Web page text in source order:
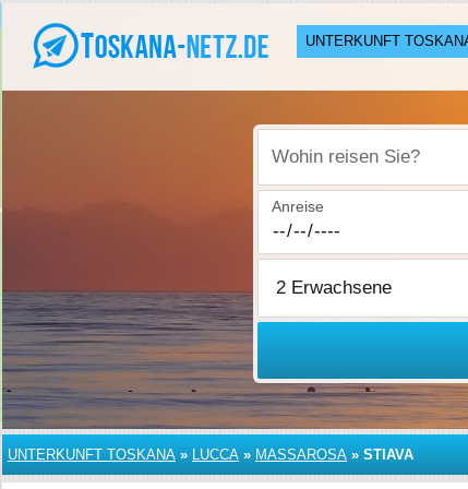
UNTERKUNFT
Wohin reisen Sie?
Anreise
UNTERKUNFT TOSKANA » LUCCA » MASSAROSA » STIAVA